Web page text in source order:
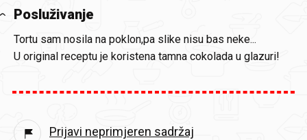
Posluživanje
Tortu sam nosila na poklon,pa slike nisu bas neke...
U original receptu je koristena tamna cokolada u glazuri!
Prijavi neprimjeren sadržaj